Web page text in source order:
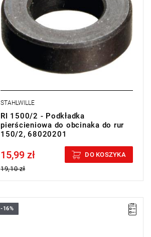
STAHLWILLE
RI 1500/2 - Podkładka
pierścieniowa do obcinaka do rur
150/2, 68020201
Price tax included
15,99 zł
19,10 zł
DO KOSZYKA
-16%